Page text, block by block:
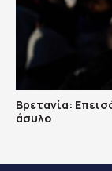
Βρετανία:
άσυλο